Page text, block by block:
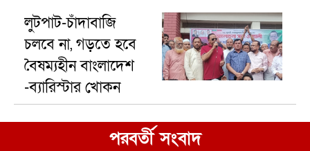
লুটপাট-চাঁদাবাজি
চলবে না, গড়তে হবে
বৈষম্যহীন বাংলাদেশ
-ব্যারিস্টার খোকন
পরবর্তী সংবাদ